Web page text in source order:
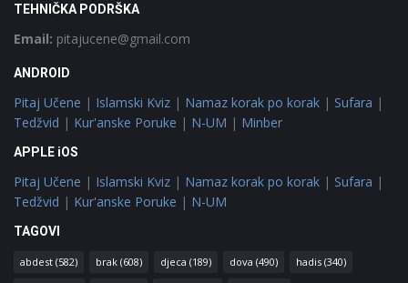
TEHNIČKA PODRŠKA
Email: pitajucene@gmail.com
ANDROID
Pitaj Učene | Islamski Kviz | Namaz korak po korak | Sufara |
Tedžvid | Kur'anske Poruke | N-UM | Minber
APPLE iOS
Pitaj Učene | Islamski Kviz | Namaz korak po korak | Sufara |
Tedžvid | Kur'anske Poruke | N-UM
TAGOVI
abdest (582) brak (608) djeca (189) dova (490) hadis (340)